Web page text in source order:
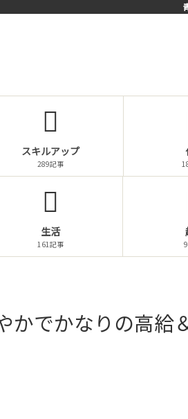
スキルアップ
289記事
生活
161記事
でかなりの高給